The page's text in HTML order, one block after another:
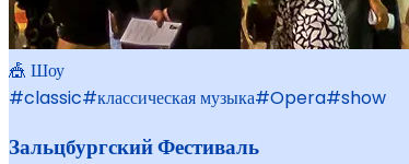
🎪 Шоу
#classic#классическая музыка#Opera#show
Зальцбургский Фестиваль